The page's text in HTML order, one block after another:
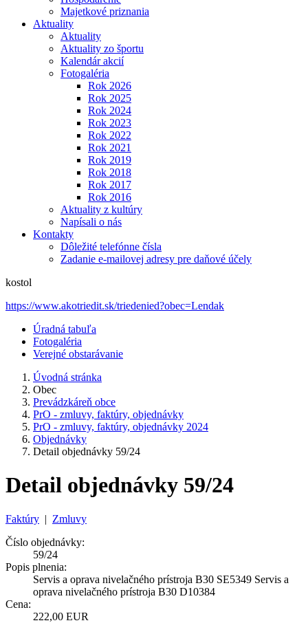
Majetkové priznania
Aktuality
Aktuality
Aktuality zo športu
Kalendár akcií
Fotogaléria
Rok 2026
Rok 2025
Rok 2024
Rok 2023
Rok 2022
Rok 2021
Rok 2019
Rok 2018
Rok 2017
Rok 2016
Aktuality z kultúry
Napísali o nás
Kontakty
Dôležité telefónne čísla
Zadanie e-mailovej adresy pre daňové účely
kostol
https://www.akotriedit.sk/triedenied?obec=Lendak
Úradná tabuľa
Fotogaléria
Verejné obstarávanie
Úvodná stránka
Obec
Prevádzkáreň obce
PrO - zmluvy, faktúry, objednávky
PrO - zmluvy, faktúry, objednávky 2024
Objednávky
Detail objednávky 59/24
Detail objednávky 59/24
Faktúry | Zmluvy
Číslo objednávky:
59/24
Popis plnenia:
Servis a oprava nivelačného prístroja B30 SE5349 Servis a
oprava nivelačného prístroja B30 D10384
Cena:
222,00 EUR